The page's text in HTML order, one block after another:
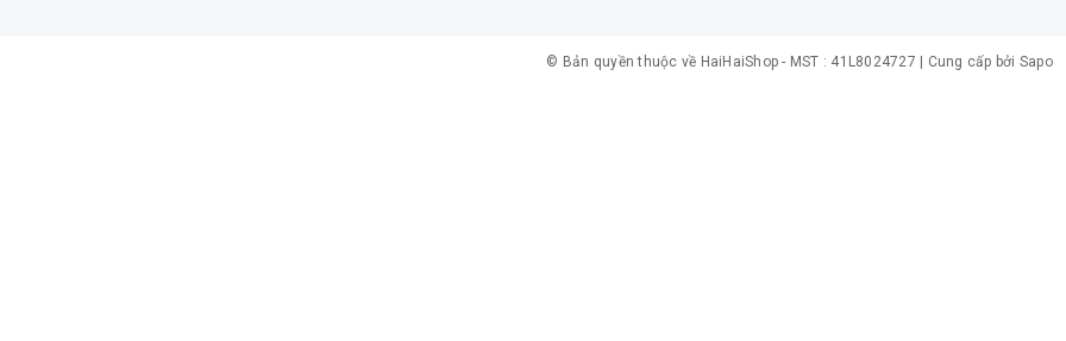
© Bản quyền thuộc về HaiHaiShop - MST : 41L8024727 | Cung cấp bởi Sapo